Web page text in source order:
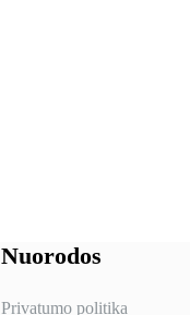
Nuorodos
Privatumo politika